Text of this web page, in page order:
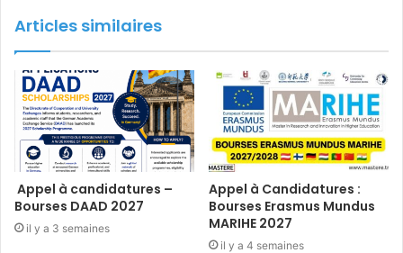
Articles similaires
Appel à candidatures –
Bourses DAAD 2027
il y a 3 semaines
Appel à Candidatures :
Bourses Erasmus Mundus
MARIHE 2027
il y a 4 semaines